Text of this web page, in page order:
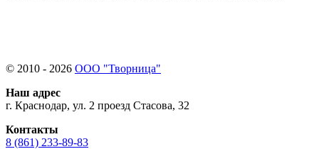
© 2010 - 2026 ООО "Творница"
Наш адрес
г. Краснодар, ул. 2 проезд Стасова, 32
Контакты
8 (861) 233-89-83